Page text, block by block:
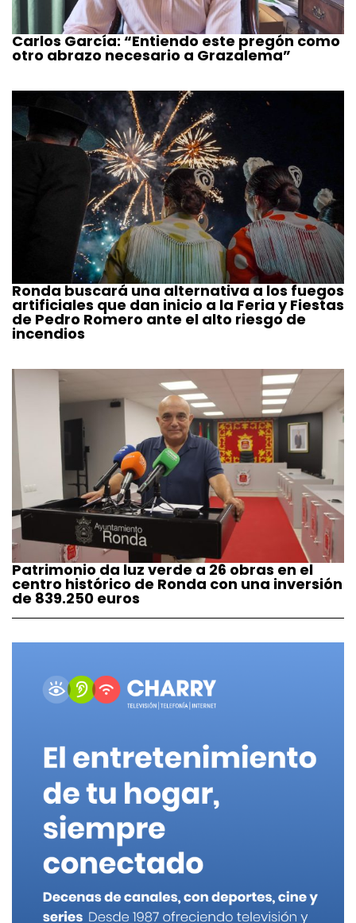
Carlos García: “Entiendo este pregón como
otro abrazo necesario a Grazalema”
Ronda buscará una alternativa a los fuegos
artificiales que dan inicio a la Feria y Fiestas
de Pedro Romero ante el alto riesgo de
incendios
Patrimonio da luz verde a 26 obras en el
centro histórico de Ronda con una inversión
de 839.250 euros